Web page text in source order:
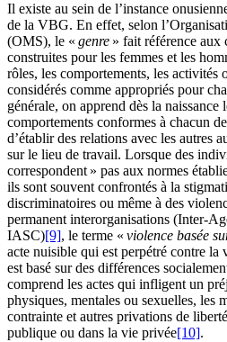
Il existe au sein de l’instance
de la VBG. En effet, selon
(OMS), le « genre » fait référence aux
construites pour les femmes et les
rôles, les comportements, les activités
considérés comme appropriés pour
générale, on apprend dès la naissance
comportements conformes à chacun
d’établir des relations avec les autres
sur le lieu de travail. Lorsque des
correspondent » pas aux normes
ils sont souvent confrontés à la
discriminatoires ou même à des
permanent interorganisations (Inter-
IASC)[9], le terme « violence basée
acte nuisible qui est perpétré contre la
est basé sur des différences
comprend les actes qui infligent un
physiques, mentales ou sexuelles, les
contrainte et autres privations de
publique ou dans la vie privée[10].